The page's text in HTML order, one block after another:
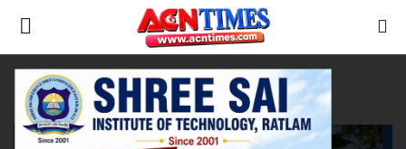
Home
Tag:School Education
शिक्षा